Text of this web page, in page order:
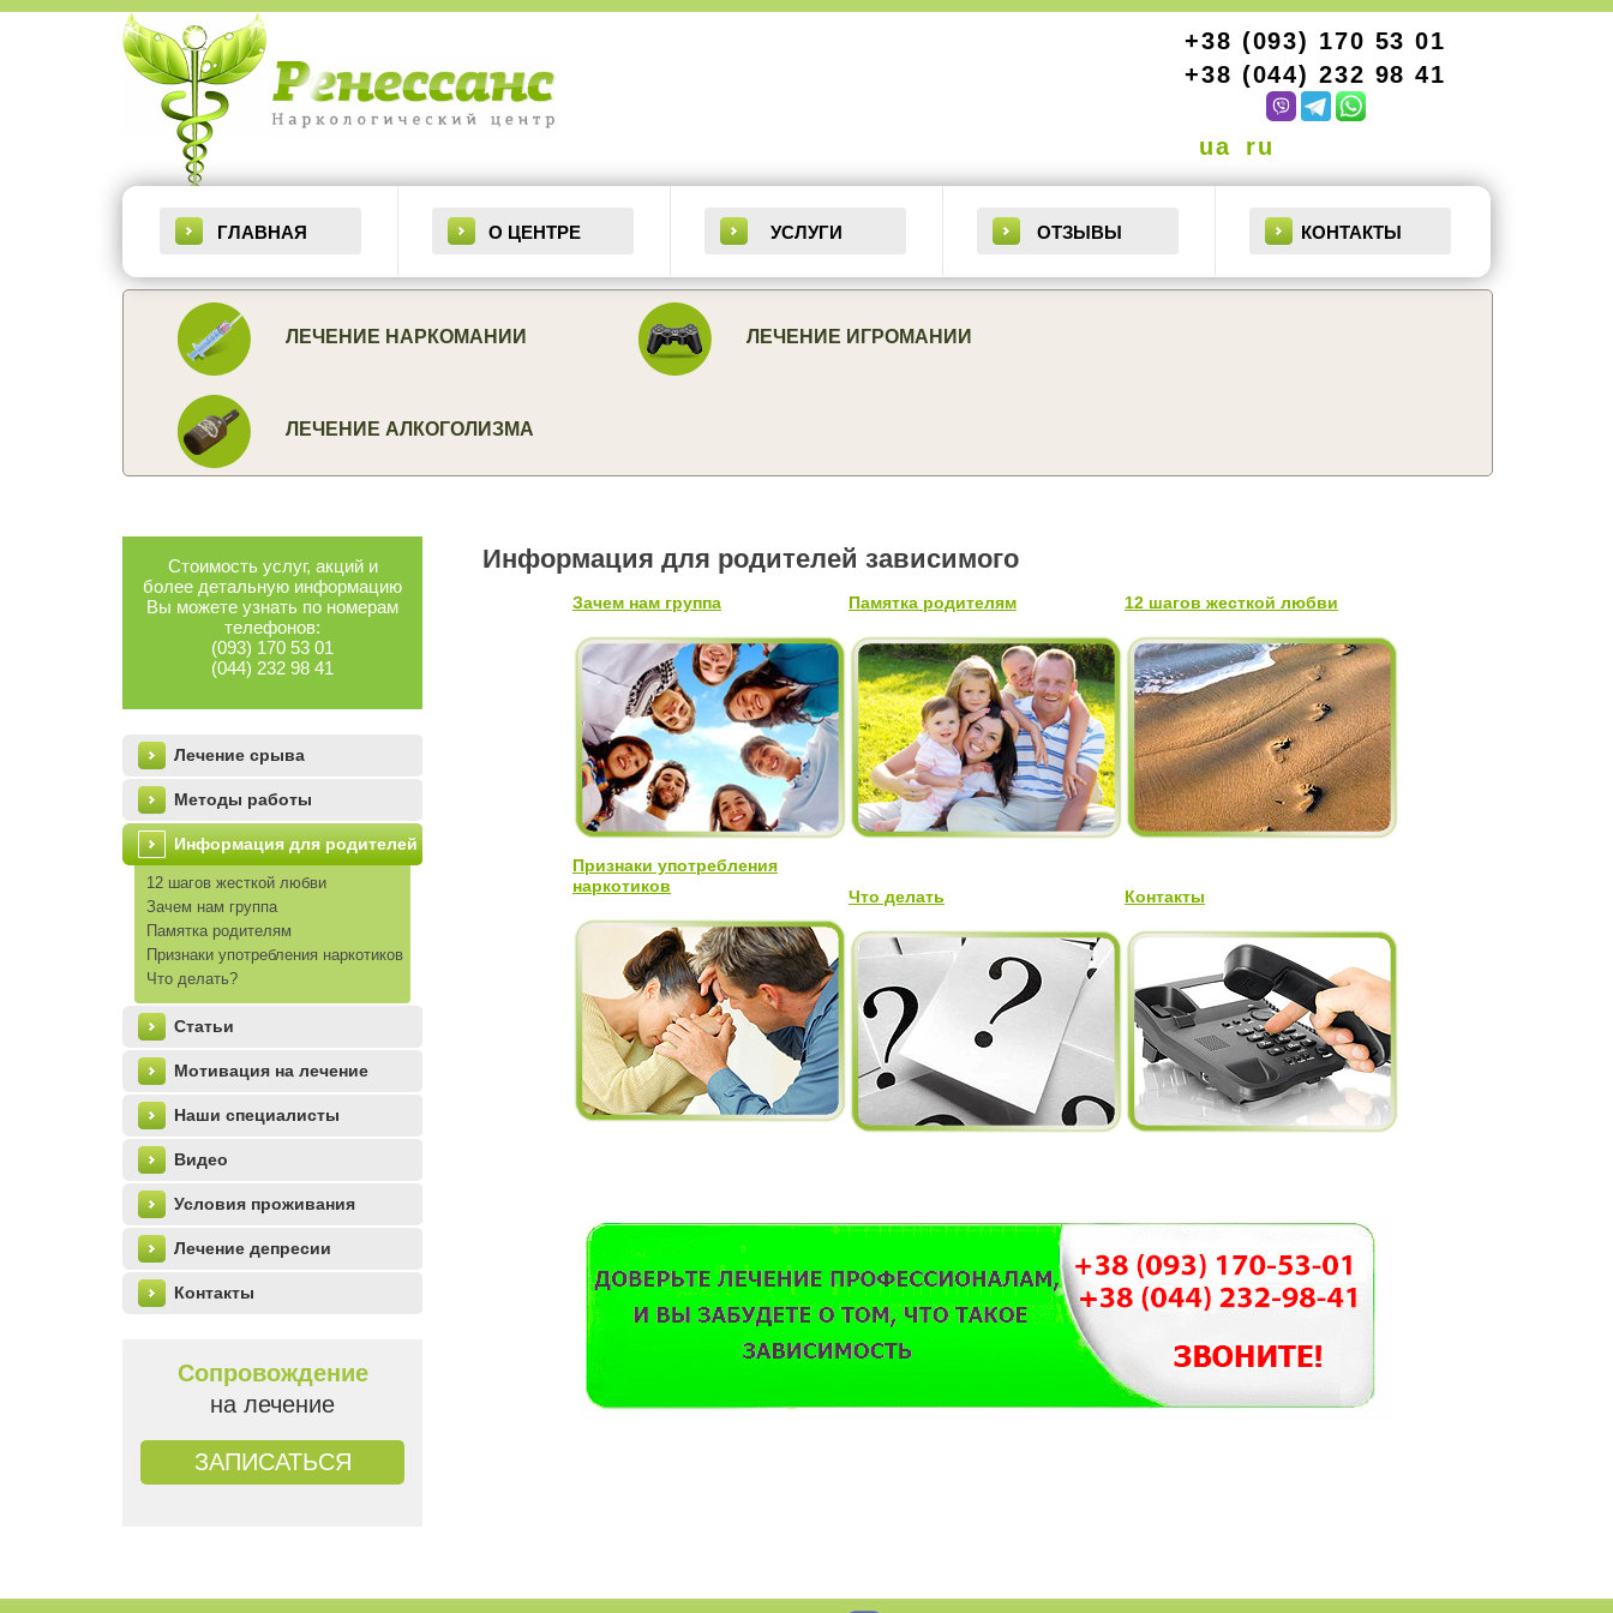
+38 (093) 170 53 01
+38 (044) 232 98 41
ua
ru
Основная
навигация
ГЛАВНАЯ О ЦЕНТРЕ УСЛУГИ ОТЗЫВЫ КОНТАКТЫ
ЛЕЧЕНИЕ НАРКОМАНИИ ЛЕЧЕНИЕ ИГРОМАНИИ
ЛЕЧЕНИЕ АЛКОГОЛИЗМА
Стоимость услуг, акций и
более детальную информацию
Вы можете узнать по номерам
телефонов:
(093) 170 53 01
(044) 232 98 41
left_menu
Лечение срыва
Методы работы
Информация для родителей
12 шагов жесткой любви
Зачем нам группа
Памятка родителям
Признаки употребления наркотиков
Что делать?
Статьи
Мотивация на лечение
Наши специалисты
Видео
Условия проживания
Лечение депресии
Контакты
Сопровождение
на лечение
ЗАПИСАТЬСЯ
Информация для родителей зависимого
Зачем нам группа Памятка родителям 12 шагов жесткой любви
Признаки употребления
наркотиков
Что делать Контакты